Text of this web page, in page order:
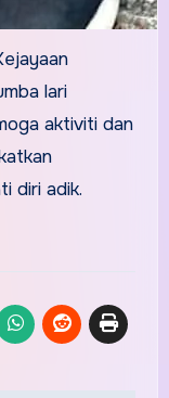
lari
aktiviti dan
diri adik.